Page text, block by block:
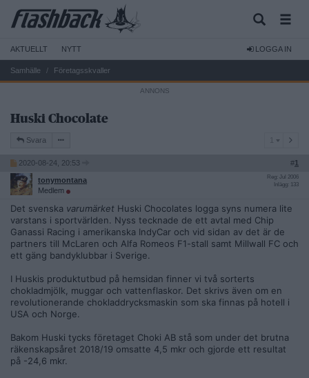
AKTUELLT NYTT LOGGA IN
Samhälle Företagsskvaller
Huski Chocolate
Svara
2020-08-24, 20:53 #1
tonymontana
Medlem
Reg: Jul 2006
Inlägg: 133
Det svenska varumärket Huski Chocolates logga syns numera lite
varstans i sportvärlden. Nyss tecknade de ett avtal med Chip
Ganassi Racing i amerikanska IndyCar och vid sidan av det är de
partners till McLaren och Alfa Romeos F1-stall samt Millwall FC och
ett gäng bandyklubbar i Sverige.
I Huskis produktutbud på hemsidan finner vi två sorterts
chokladmjölk, muggar och vattenflaskor. Det skrivs även om en
revolutionerande chokladdrycksmaskin som ska finnas på hotell i
USA och Norge.
Bakom Huski tycks företaget Choki AB stå som under det brutna
räkenskapsåret 2018/19 omsatte 4,5 mkr och gjorde ett resultat
på -24,6 mkr.